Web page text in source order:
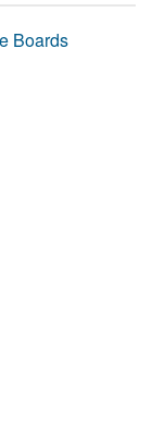
Boards